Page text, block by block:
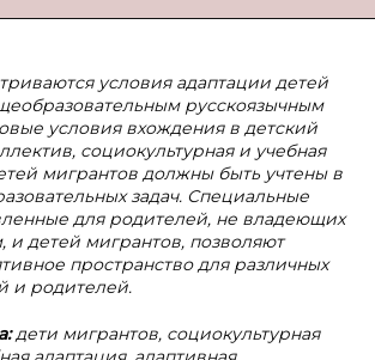
условия адаптации детей
русскоязычным
условия вхождения в детский
социокультурная и учебная
мигрантов должны быть учтены в
задач. Специальные
для родителей, не владеющих
и детей мигрантов, позволяют
пространство для различных
и родителей.
дети мигрантов, социокультурная